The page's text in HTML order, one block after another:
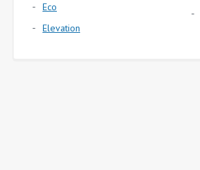
Eco
Elevation